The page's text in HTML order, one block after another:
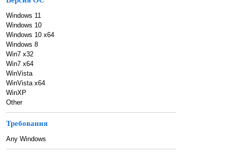
Windows 11
Windows 10
Windows 10 x64
Windows 8
Win7 x32
Win7 x64
WinVista
WinVista x64
WinXP
Other
Требования
Any Windows